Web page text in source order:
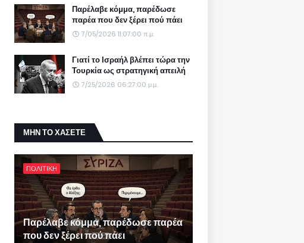
Παρέλαβε κόμμα, παρέδωσε
παρέα που δεν ξέρει πού πάει
7/05/2026 11:07:00 π.μ.
Γιατί το Ισραήλ βλέπει τώρα την
Τουρκία ως στρατηγική απειλή
7/25/2026 06:27:00 μ.μ.
ΜΗΝ ΤΟ ΧΑΣΕΤΕ
ΠΟΛΙΤΙΚΗ
Παρέλαβε κόμμα, παρέδωσε παρέα
που δεν ξέρει πού πάει